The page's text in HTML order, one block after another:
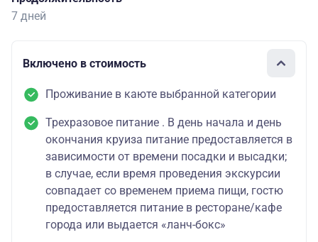
7 дней
Включено в стоимость
Проживание в каюте выбранной категории
Трехразовое питание . В день начала и день
окончания круиза питание предоставляется в
зависимости от времени посадки и высадки;
в случае, если время проведения экскурсии
совпадает со временем приема пищи, гостю
предоставляется питание в ресторане/кафе
города или выдается «ланч-бокс»